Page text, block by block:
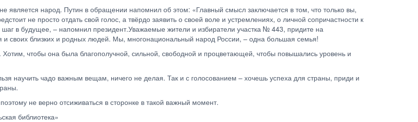
является народ. Путин в обращении напомнил об этом: «Главный смысл заключается в том, что только вы,
не просто отдать свой голос, а твёрдо заявить о своей воле и устремлениях, о личной сопричастности к
в будущее, – напомнил президент.Уважаемые жители и избиратели участка № 443, придите на
своих близких и родных людей. Мы, многонациональный народ России, – одна большая семья!
чтобы она была благополучной, сильной, свободной и процветающей, чтобы повышались уровень и
научить чадо важным вещам, ничего не делая. Так и с голосованием – хочешь успеха для страны, приди и
не верно отсиживаться в сторонке в такой важный момент.
библиотека»